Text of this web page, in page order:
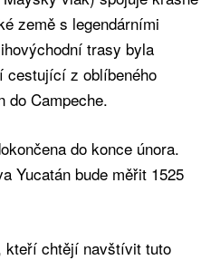
země s legendárními
trasy byla
cestující z oblíbeného
do Campeche.
do konce února.
Yucatán bude měřit 1525
kteří chtějí navštívit tuto